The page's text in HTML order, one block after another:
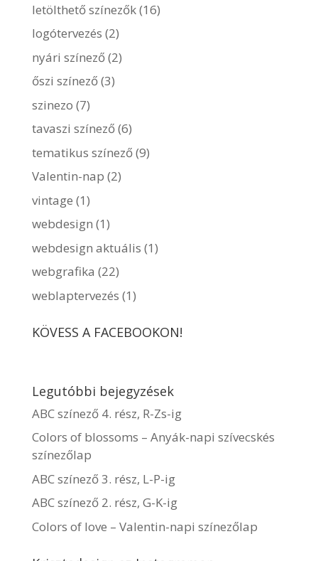
letölthető színezők(16)
logótervezés (2)
nyári színező(2)
őszi színező(3)
szinezo (7)
tavaszi színező(6)
tematikus színező(9)
Valentin-nap (2)
vintage (1)
webdesign (1)
webdesign aktuális (1)
webgrafika (22)
weblaptervezés (1)
KÖVESS A FACEBOOKON!
Legutóbbi bejegyzések
ABC színező 4. rész, R-Zs-ig
Colors of blossoms – Anyák-napi szívecskés
színezőlap
ABC színező 3. rész, L-P-ig
ABC színező 2. rész, G-K-ig
Colors of love – Valentin-napi színezőlap